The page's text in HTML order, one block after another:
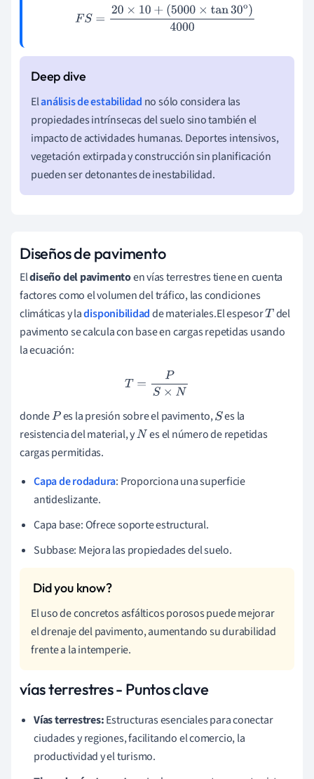
FS =20 ×10+(5000×tan30o )4000
Elanálisis de estabilidad no sólo considera las
propiedades intrínsecas del suelo sino también el
impacto de actividades humanas. Deportes intensivos,
vegetación extirpada y construcción sin planificación
pueden ser detonantes de inestabilidad.
Diseños de pavimento
Eldiseño del pavimentoen vías terrestres tiene en cuenta
factores como el volumen del tráfico, las condiciones
climáticas y ladisponibilidadde materiales.El espesorT del
pavimento se calcula con base en cargas repetidas usando
la ecuación:
T= PS×N
dondeP es la presión sobre el pavimento,Ses la
resistencia del material, yN es el número de repetidas
cargas permitidas.
Capa de rodadura: Proporciona una superficie
antideslizante.
Capa base: Ofrece soporte estructural.
Subbase: Mejora las propiedades del suelo.
El uso de concretos asfálticos porosos puede mejorar
el drenaje del pavimento, aumentando su durabilidad
frente a la intemperie.
vías terrestres - Puntos clave
Vías terrestres:Estructuras esenciales para conectar
ciudades y regiones, facilitando el comercio, la
productividad y el turismo.